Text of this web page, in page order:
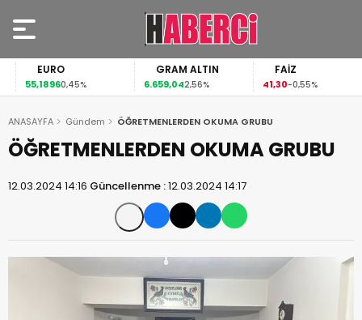
EURO
55,18960,45%
GRAM ALTIN
6.659,042,56%
FAİZ
41,30-0,55%
ANASAYFA Gündem ÖĞRETMENLERDEN OKUMA GRUBU
ÖĞRETMENLERDEN OKUMA GRUBU
12.03.2024 14:16 Güncellenme :12.03.2024 14:17